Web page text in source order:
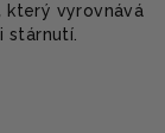
který vyrovnává
stárnutí.